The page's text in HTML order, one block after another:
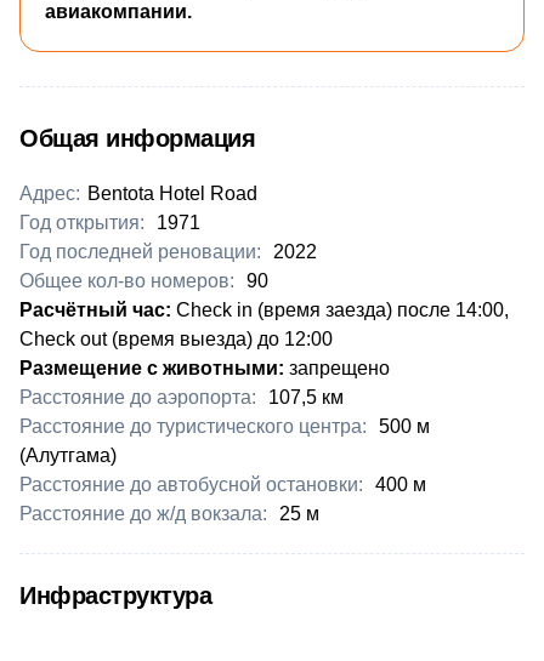
авиакомпании.
Общая информация
Адрес: Bentota Hotel Road
Год открытия:
1971
Год последней реновации:
2022
Общее кол-во номеров:
90
​​Расчётный час: Check in (время заезда) после 14:00,
Check out (время выезда) до 12:00
Размещение с животными: запрещено
Расстояние до аэропорта:
​107,5 км
Расстояние до туристического центра:
​500 м
(Алутгама)
Расстояние до автобусной остановки:
​400 м
Расстояние до ж/д вокзала:
​25 м
Инфраструктура